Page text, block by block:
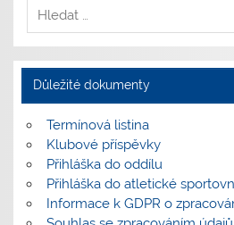
Důležité dokumenty
Termínová listina
Klubové příspěvky
Přihláška do oddílu
Přihláška do atletické
Informace k GDPR o